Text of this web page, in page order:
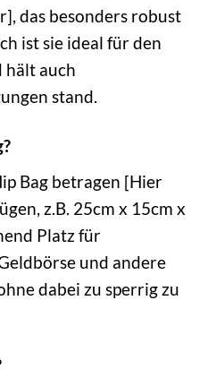
das besonders robust
ist sie ideal für den
hält auch
stand.
Bag betragen [Hier
z.B. 25cm x 15cm x
Platz für
und andere
dabei zu sperrig zu